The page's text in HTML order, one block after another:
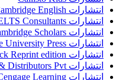
انتشارات Cambridge English
انتشارات Cambridge IELTS Consultants
انتشارات Cambridge Scholars
انتشارات Cambridge University Press
انتشارات Candlewick Reprint edition
انتشارات CBS Publishers & Distributors Pvt
انتشارات Cengage Learning